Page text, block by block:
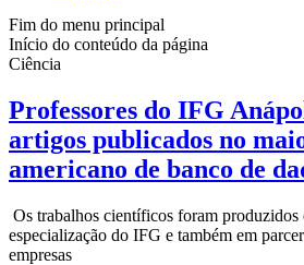
Fim do menu principal
Início do conteúdo da página
Ciência
Professores do IFG
artigos publicados no
americano de banco de
Os trabalhos científicos foram produzidos
especialização do IFG e também em
empresas